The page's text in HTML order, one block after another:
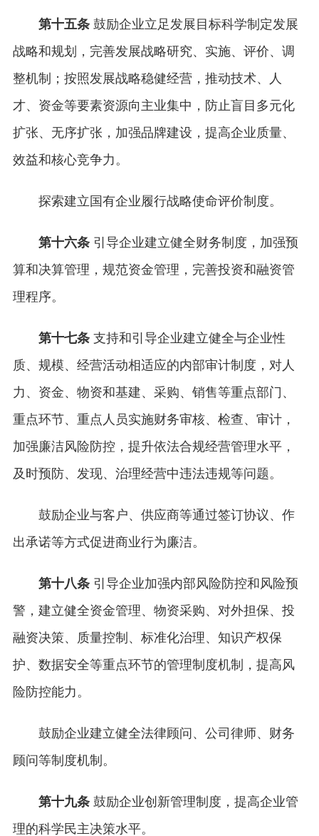
第十五条鼓励企业立足发展目标科学制定发展
战略和规划，完善发展战略研究、实施、评价、调
整机制；按照发展战略稳健经营，推动技术、人
才、资金等要素资源向主业集中，防止盲目多元化
扩张、无序扩张，加强品牌建设，提高企业质量、
效益和核心竞争力。
探索建立国有企业履行战略使命评价制度。
第十六条引导企业建立健全财务制度，加强预
算和决算管理，规范资金管理，完善投资和融资管
理程序。
第十七条支持和引导企业建立健全与企业性
质、规模、经营活动相适应的内部审计制度，对人
力、资金、物资和基建、采购、销售等重点部门、
重点环节、重点人员实施财务审核、检查、审计，
加强廉洁风险防控，提升依法合规经营管理水平，
及时预防、发现、治理经营中违法违规等问题。
鼓励企业与客户、供应商等通过签订协议、作
出承诺等方式促进商业行为廉洁。
第十八条引导企业加强内部风险防控和风险预
警，建立健全资金管理、物资采购、对外担保、投
融资决策、质量控制、标准化治理、知识产权保
护、数据安全等重点环节的管理制度机制，提高风
险防控能力。
鼓励企业建立健全法律顾问、公司律师、财务
顾问等制度机制。
第十九条鼓励企业创新管理制度，提高企业管
理的科学民主决策水平。